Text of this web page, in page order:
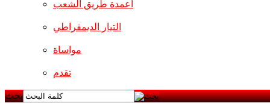
اعمدة طريق الشعب
التيار الديمقراطي
مواساة
تقدم
بحث